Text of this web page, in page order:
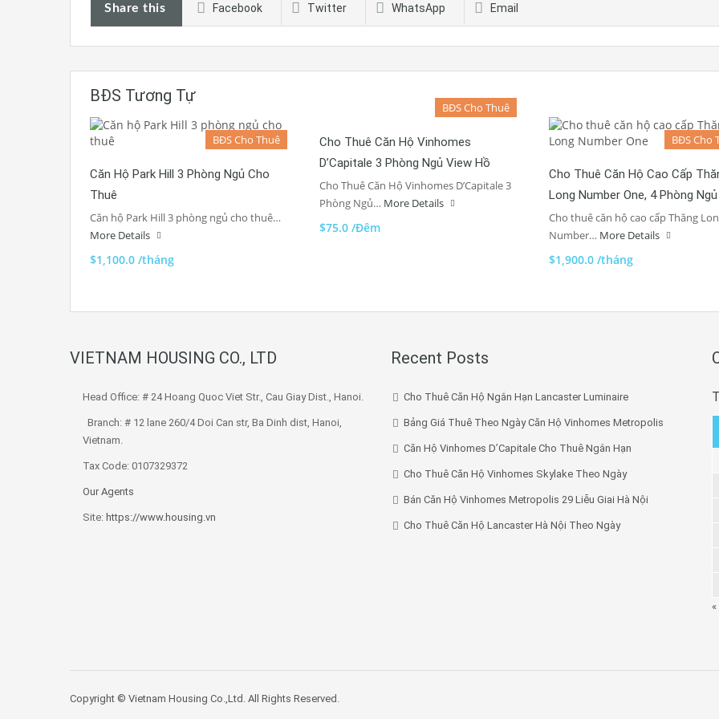
Share this Facebook Twitter WhatsApp Email
BĐS Tương Tự
BĐS Cho Thuê
Căn Hộ Park Hill 3 Phòng Ngủ Cho
Thuê
Căn hộ Park Hill 3 phòng ngủ cho thuê…
More Details
$1,100.0 /tháng
BĐS Cho Thuê
Cho Thuê Căn Hộ Vinhomes
D’Capitale 3 Phòng Ngủ View Hồ
Cho Thuê Căn Hộ Vinhomes D’Capitale 3
Phòng Ngủ… More Details
$75.0 /Đêm
BĐS Cho
Cho Thuê Căn Hộ Cao Cấp
Long Number One, 4 Phòng Ngủ
Cho thuê căn hộ cao cấp Thăng
Number… More Details
$1,900.0 /tháng
VIETNAM HOUSING CO., LTD
Head Office: # 24 Hoang Quoc Viet Str., Cau Giay Dist., Hanoi.
Branch: # 12 lane 260/4 Doi Can str, Ba Dinh dist, Hanoi,
Vietnam.
Tax Code: 0107329372
Our Agents
Site: https://www.housing.vn
Recent Posts
Cho Thuê Căn Hộ Ngắn Hạn Lancaster Luminaire
Bảng Giá Thuê Theo Ngày Căn Hộ Vinhomes Metropolis
Căn Hộ Vinhomes D’Capitale Cho Thuê Ngắn Hạn
Cho Thuê Căn Hộ Vinhomes Skylake Theo Ngày
Bán Căn Hộ Vinhomes Metropolis 29 Liễu Giai Hà Nội
Cho Thuê Căn Hộ Lancaster Hà Nội Theo Ngày
Copyright © Vietnam Housing Co.,Ltd. All Rights Reserved.